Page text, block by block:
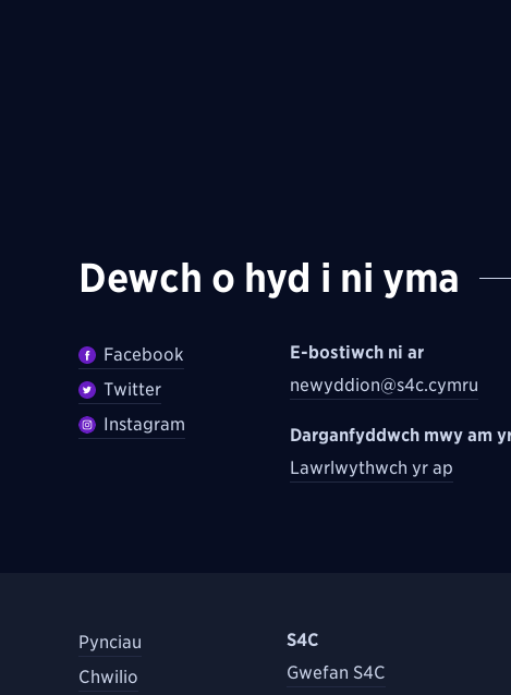
Dewch o hyd i ni yma
Facebook
Twitter
Instagram
E-bostiwch ni ar
newyddion@s4c.cymru
Darganfyddwch mwy am
Lawrlwythwch yr ap
Pynciau
Chwilio
S4C
Gwefan S4C